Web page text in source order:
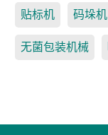
贴标机 码垛机
无菌包装机械